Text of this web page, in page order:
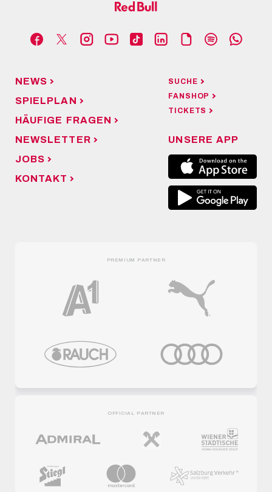
NEWS
SPIELPLAN
HÄUFIGE FRAGEN
NEWSLETTER
JOBS
KONTAKT
SUCHE
FANSHOP
TICKETS
UNSERE APP
PREMIUM PARTNER
OFFICIAL PARTNER